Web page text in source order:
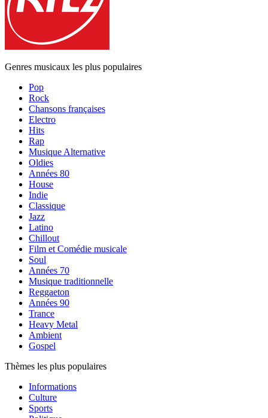
Genres musicaux les plus populaires
Pop
Rock
Chansons françaises
Electro
Hits
Rap
Musique Alternative
Oldies
Années 80
House
Indie
Classique
Jazz
Latino
Chillout
Film et Comédie musicale
Soul
Années 70
Musique traditionnelle
Reggaeton
Années 90
Trance
Heavy Metal
Ambient
Gospel
Thèmes les plus populaires
Informations
Culture
Sports